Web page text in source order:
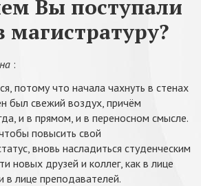
Вы поступали
магистратуру?
:
потому что начала чахнуть в стенах
был свежий воздух, причём
и в прямом, и в переносном смысле.
повысить свой
вновь насладиться студенческим
новых друзей и коллег, как в лице
в лице преподавателей.